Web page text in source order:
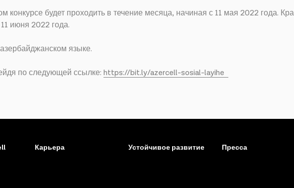
конкурсе будет проходить в течение месяца, начиная с 11 мая 2022 года.
июня 2022 года.
языке.
по следующей ссылке: https://bit.ly/azercell-sosial-layihe
Карьера Устойчивое развитие Пресса